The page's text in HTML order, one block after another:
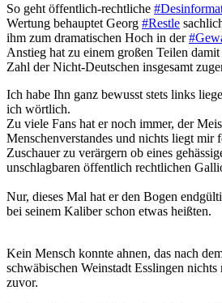
So geht öffentlich-rechtliche
Wertung behauptet Georg #Restle
ihm zum dramatischen Hoch in der
Anstieg hat zu einem großen Teilen
Zahl der Nicht-Deutschen insgesamt
Ich habe Ihn ganz bewusst stets links
ich wörtlich.
Zu viele Fans hat er noch immer, der
Menschenverstandes und nichts liegt mir
Zuschauer zu verärgern ob eines
unschlagbaren öffentlich rechtlichen
Nur, dieses Mal hat er den Bogen
bei seinem Kaliber schon etwas heißten.
Kein Mensch konnte ahnen, das nach
schwäbischen Weinstadt Esslingen
zuvor.